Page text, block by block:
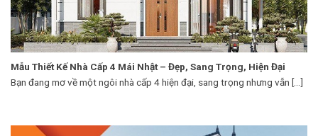
Mẫu Thiết Kế Nhà Cấp 4 Mái Nhật – Đẹp, Sang Trọng, Hiện Đại
Bạn đang mơ về một ngôi nhà cấp 4 hiện đại, sang trọng nhưng vẫn [...]